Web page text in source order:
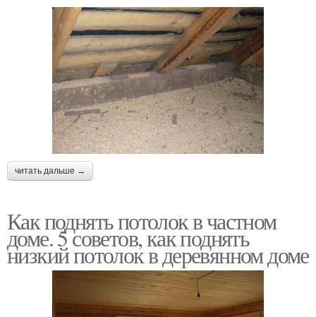
читать дальше →
Как поднять потолок в частном
доме. 5 советов, как поднять
низкий потолок в деревянном доме